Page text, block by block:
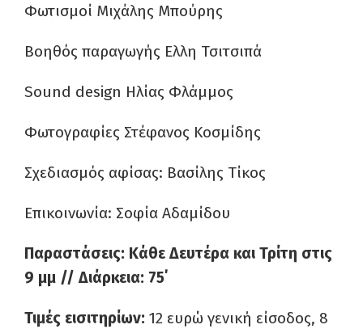
Φωτισμοί Μιχάλης Μπούρης
Βοηθός παραγωγής Ελλη Τσιτσιπά
Sound design Ηλίας Φλάμμος
Φωτογραφίες Στέφανος Κοσμίδης
Σχεδιασμός αφίσας: Βασίλης Τίκος
Επικοινωνία: Σοφία Αδαμίδου
Παραστάσεις: Κάθε Δευτέρα και Τρίτη στις
9 μμ // Διάρκεια: 75΄
Τιμές εισιτηρίων: 12 ευρώ γενική είσοδος, 8